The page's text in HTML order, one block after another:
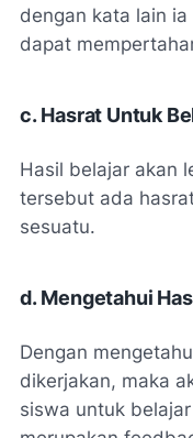
dengan kata lain
dapat
c. Hasrat Untuk
Hasil belajar akan
tersebut ada
sesuatu.
d. Mengetahui
Dengan
dikerjakan, maka
siswa untuk